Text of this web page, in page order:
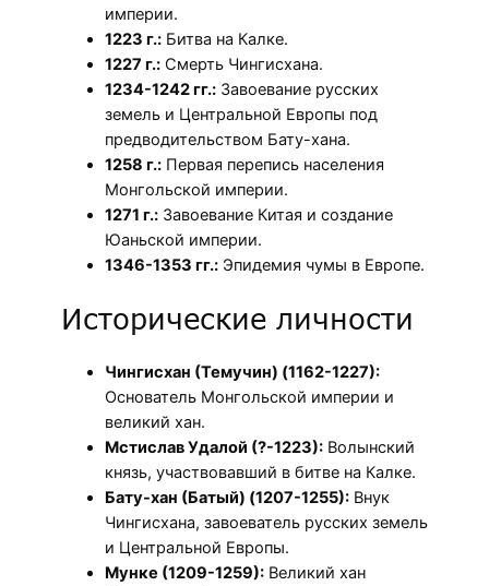
империи.
1223 г.: Битва на Калке.
1227 г.: Смерть Чингисхана.
1234-1242 гг.: Завоевание русских
земель и Центральной Европы под
предводительством Бату-хана.
1258 г.: Первая перепись населения
Монгольской империи.
1271 г.: Завоевание Китая и создание
Юаньской империи.
1346-1353 гг.: Эпидемия чумы в Европе.
Исторические личности
Чингисхан (Темучин) (1162-1227):
Основатель Монгольской империи и
великий хан.
Мстислав Удалой (?-1223): Волынский
князь, участвовавший в битве на Калке.
Бату-хан (Батый) (1207-1255): Внук
Чингисхана, завоеватель русских земель
и Центральной Европы.
Мунке (1209-1259): Великий хан